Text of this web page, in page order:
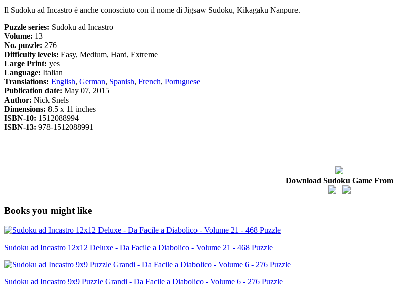
Il Sudoku ad Incastro è anche conosciuto con il nome di Jigsaw Sudoku, Kikagaku Nanpure.
Puzzle series: Sudoku ad Incastro
Volume: 13
No. puzzle: 276
Difficulty levels: Easy, Medium, Hard, Extreme
Large Print: yes
Language: Italian
Translations: English, German, Spanish, French, Portuguese
Publication date: May 07, 2015
Author: Nick Snels
Dimensions: 8.5 x 11 inches
ISBN-10: 1512088994
ISBN-13: 978-1512088991
Download Sudoku Game From
Books you might like
Sudoku ad Incastro 12x12 Deluxe - Da Facile a Diabolico - Volume 21 - 468 Puzzle
Sudoku ad Incastro 9x9 Puzzle Grandi - Da Facile a Diabolico - Volume 6 - 276 Puzzle